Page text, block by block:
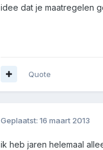
idee dat je maatregelen
Quote
Geplaatst: 16 maart 2013
ik heb jaren helemaal